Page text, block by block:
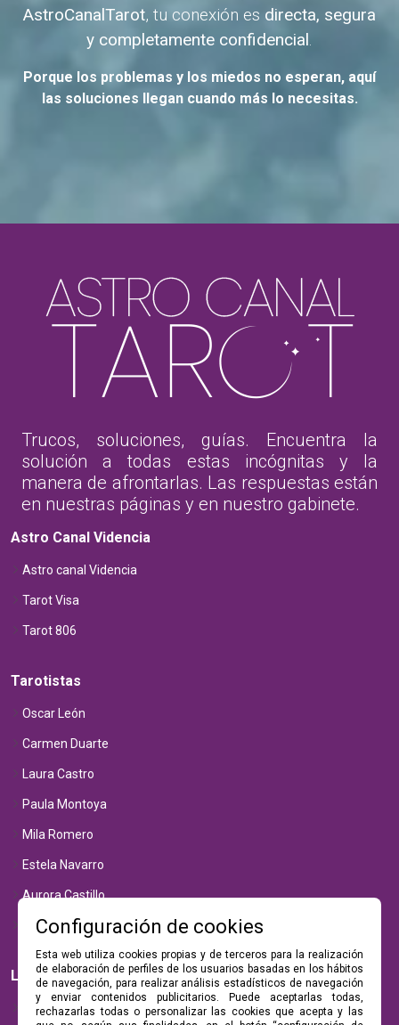
AstroCanalTarot, tu conexión es directa, segura
y completamente confidencial.
Porque los problemas y los miedos no esperan, aquí
las soluciones llegan cuando más lo necesitas.
Trucos, soluciones, guías. Encuentra la
solución a todas estas incógnitas y la
manera de afrontarlas. Las respuestas están
en nuestras páginas y en nuestro gabinete.
Astro Canal Videncia
Astro canal Videncia
Tarot Visa
Tarot 806
Tarotistas
Oscar León
Carmen Duarte
Laura Castro
Paula Montoya
Mila Romero
Estela Navarro
Aurora Castillo
Luna Vega
Legal
Política de privacidad
Configuración de cookies
Esta web utiliza cookies propias y de terceros para la realización
de elaboración de perfiles de los usuarios basadas en los hábitos
de navegación, para realizar análisis estadísticos de navegación
y enviar contenidos publicitarios. Puede aceptarlas todas,
rechazarlas todas o personalizar las cookies que acepta y las